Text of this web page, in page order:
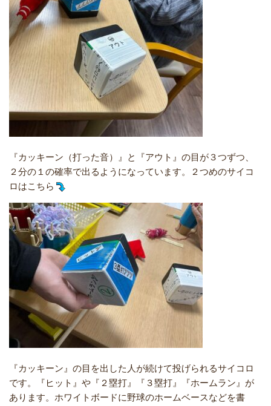
『カッキーン（打った音）』と『アウト』の目が３つずつ、
２分の１の確率で出るようになっています。２つめのサイコ
ロはこちら
『カッキーン』の目を出した人が続けて投げられるサイコロ
です。『ヒット』や『２塁打』『３塁打』『ホームラン』が
あります。ホワイトボードに野球のホームベースなどを書